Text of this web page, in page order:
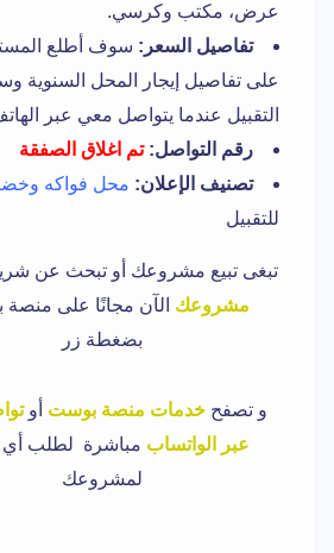
عرض، مكتب وكرسي.
تفاصيل السعر: سوف أطلع
على تفاصيل إيجار المحل السنوية
التقبيل عندما يتواصل معي عبر
رقم التواصل:تم اغلاق الصفقة
تصنيف الإعلان: محل فواكه
للتقبيل
تبغى تبيع مشروعك أو تبحث عن
مشروعك الآن مجانًا على
بضغطة زر
و تصفح خدمات منصة بوست أو
عبر الواتساب مباشرة لطلب
لمشروعك